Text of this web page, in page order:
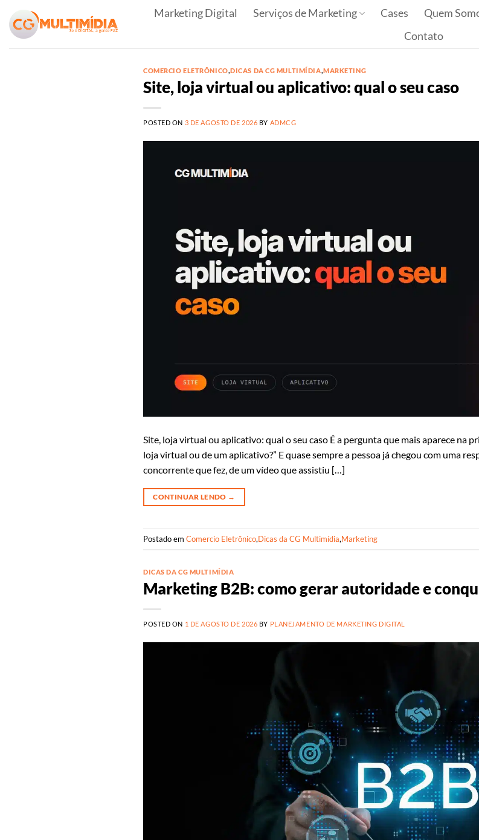
content
Marketing Digital Serviços de Marketing Cases Quem
Contato
COMERCIO ELETRÔNICO,DICAS DA CG MULTIMÍDIA,MARKETING
Site, loja virtual ou aplicativo: qual o seu caso
POSTED ON 3 DE AGOSTO DE 2026 BY ADMCG
Site, loja virtual ou aplicativo: qual o seu caso É a pergunta que mais aparece na
loja virtual ou de um aplicativo?” E quase sempre a pessoa já chegou com uma
concorrente que fez, de um vídeo que assistiu […]
CONTINUAR LENDO →
Postado em Comercio Eletrônico,Dicas da CG Multimídia,Marketing
DICAS DA CG MULTIMÍDIA
Marketing B2B: como gerar autoridade e
POSTED ON 1 DE AGOSTO DE 2026 BY PLANEJAMENTO DE MARKETING DIGITAL